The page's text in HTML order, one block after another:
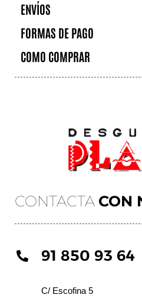
CONTACTA CON
91 850 93 64
C/ Escofina 5
ENVÍOS
FORMAS DE PAGO
COMO COMPRAR